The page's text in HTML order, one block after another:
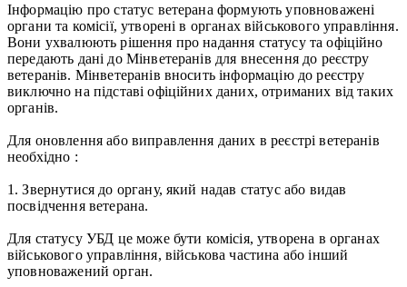
Інформацію про статус ветерана формують уповноважені
органи та комісії, утворені в органах військового управління.
Вони ухвалюють рішення про надання статусу та офіційно
передають дані до Мінветеранів для внесення до реєстру
ветеранів. Мінветеранів вносить інформацію до реєстру
виключно на підставі офіційних даних, отриманих від таких
органів.
Для оновлення або виправлення даних в реєстрі ветеранів
необхідно :
1. Звернутися до органу, який надав статус або видав
посвідчення ветерана.
Для статусу УБД це може бути комісія, утворена в органах
військового управління, військова частина або інший
уповноважений орган.